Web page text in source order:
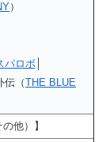
）
パロボ│
伝（THE BLUE
他）】